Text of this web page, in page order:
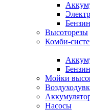
Высоторезы
Комби-
Мойки
Насосы